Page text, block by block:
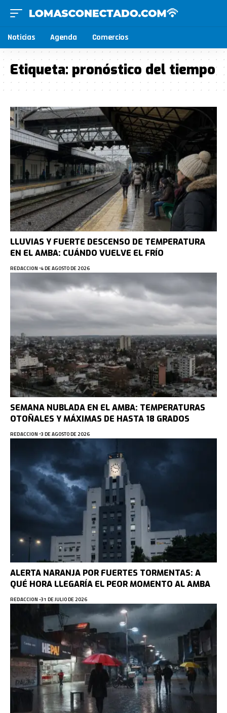
Noticias Agenda Comercios
Etiqueta:pronóstico del tiempo
LLUVIAS Y FUERTE DESCENSO DE TEMPERATURA
EN EL AMBA: CUÁNDO VUELVE EL FRÍO
REDACCION 4 DE AGOSTO DE 2026
SEMANA NUBLADA EN EL AMBA: TEMPERATURAS
OTOÑALES Y MÁXIMAS DE HASTA 18 GRADOS
REDACCION 3 DE AGOSTO DE 2026
ALERTA NARANJA POR FUERTES TORMENTAS: A
QUÉ HORA LLEGARÍA EL PEOR MOMENTO AL AMBA
REDACCION 31 DE JULIO DE 2026